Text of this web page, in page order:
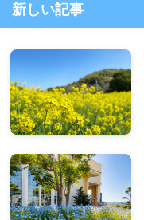
新しい記事